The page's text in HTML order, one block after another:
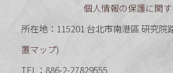
個人情報の保護に関す
所在地：115201 台北市南港區 研究院
置マップ)
TEL：886-2-27829555